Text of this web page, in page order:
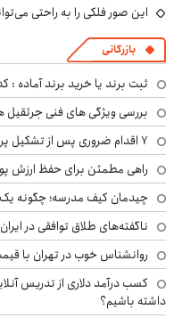
این صور فلکی را به راحتی
بازرگانی
ثبت برند یا خرید برند آماده
بررسی ویژگی های فنی جرثقیل
۷ اقدام ضروری پس از تشکیل پرونده مواد مخدر؛ راهنمای خانواده‌ها
راهی مطمئن برای حفظ ارزش
چیدمان کیف مدرسه؛ چگونه
ناگفته‌های طلاق توافقی در
روانشناس خوب در تهران با
کسب درآمد دلاری از تدریس
داشته باشیم؟